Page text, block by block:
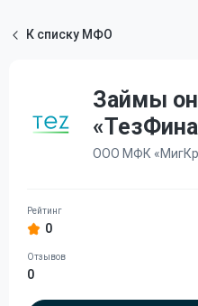
К списку МФО
Займы
ООО МФК
0
0